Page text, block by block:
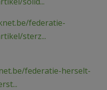
federatie-
sterz...
federatie-herselt-